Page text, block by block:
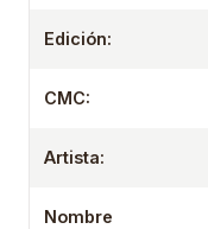
Edición:
CMC:
Artista:
Nombre